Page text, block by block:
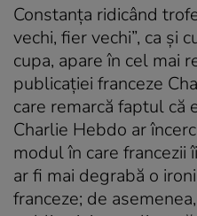
Constanța ridicând
vechi, fier vechi”, ca și
cupa, apare în cel mai
publicației franceze
care remarcă faptul
Charlie Hebdo ar
modul în care francezii
ar fi mai degrabă o
franceze; de